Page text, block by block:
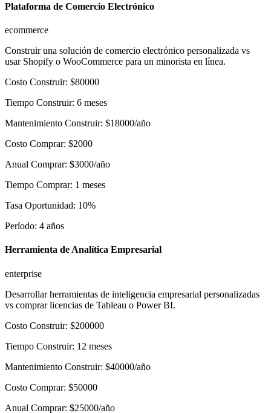
Plataforma de Comercio Electrónico
ecommerce
Construir una solución de comercio electrónico personalizada vs
usar Shopify o WooCommerce para un minorista en línea.
Costo Construir: $80000
Tiempo Construir: 6 meses
Mantenimiento Construir: $18000/año
Costo Comprar: $2000
Anual Comprar: $3000/año
Tiempo Comprar: 1 meses
Tasa Oportunidad: 10%
Período: 4 años
Herramienta de Analítica Empresarial
enterprise
Desarrollar herramientas de inteligencia empresarial personalizadas
vs comprar licencias de Tableau o Power BI.
Costo Construir: $200000
Tiempo Construir: 12 meses
Mantenimiento Construir: $40000/año
Costo Comprar: $50000
Anual Comprar: $25000/año